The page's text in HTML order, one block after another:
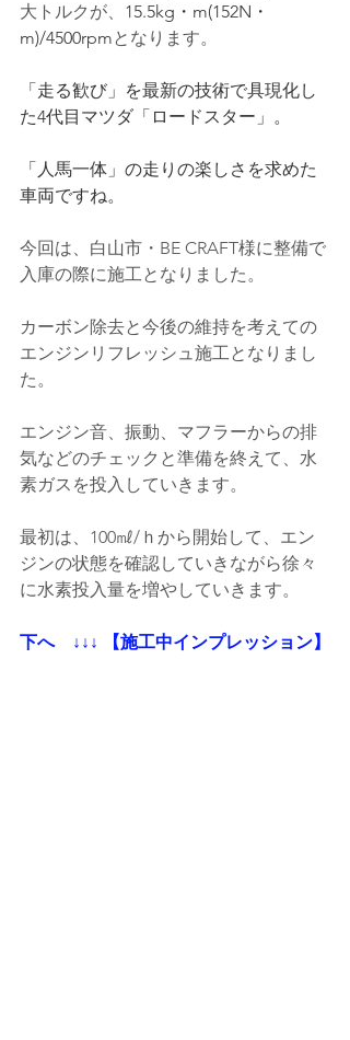
大トルクが、 15.5kg・m(152N・
m)/4500rpmとなります。
「走る歓び」を最新の技術で具現化し
た4代目マツダ「ロードスター」。
「人馬一体」の走りの楽しさを求めた
車両ですね。
今回は、白山市・BE CRAFT様に整備で
入庫の際に施工となりました。
カーボン除去と今後の維持を考えての
エンジンリフレッシュ施工となりまし
た。
エンジン音、振動、マフラーからの排
気などのチェックと準備を終えて、水
素ガスを投入していきます。
最初は、100㎖/ｈから開始して、エン
ジンの状態を確認していきながら徐々
に水素投入量を増やしていきます。
下へ    ↓↓↓ 【施工中インプレッション】